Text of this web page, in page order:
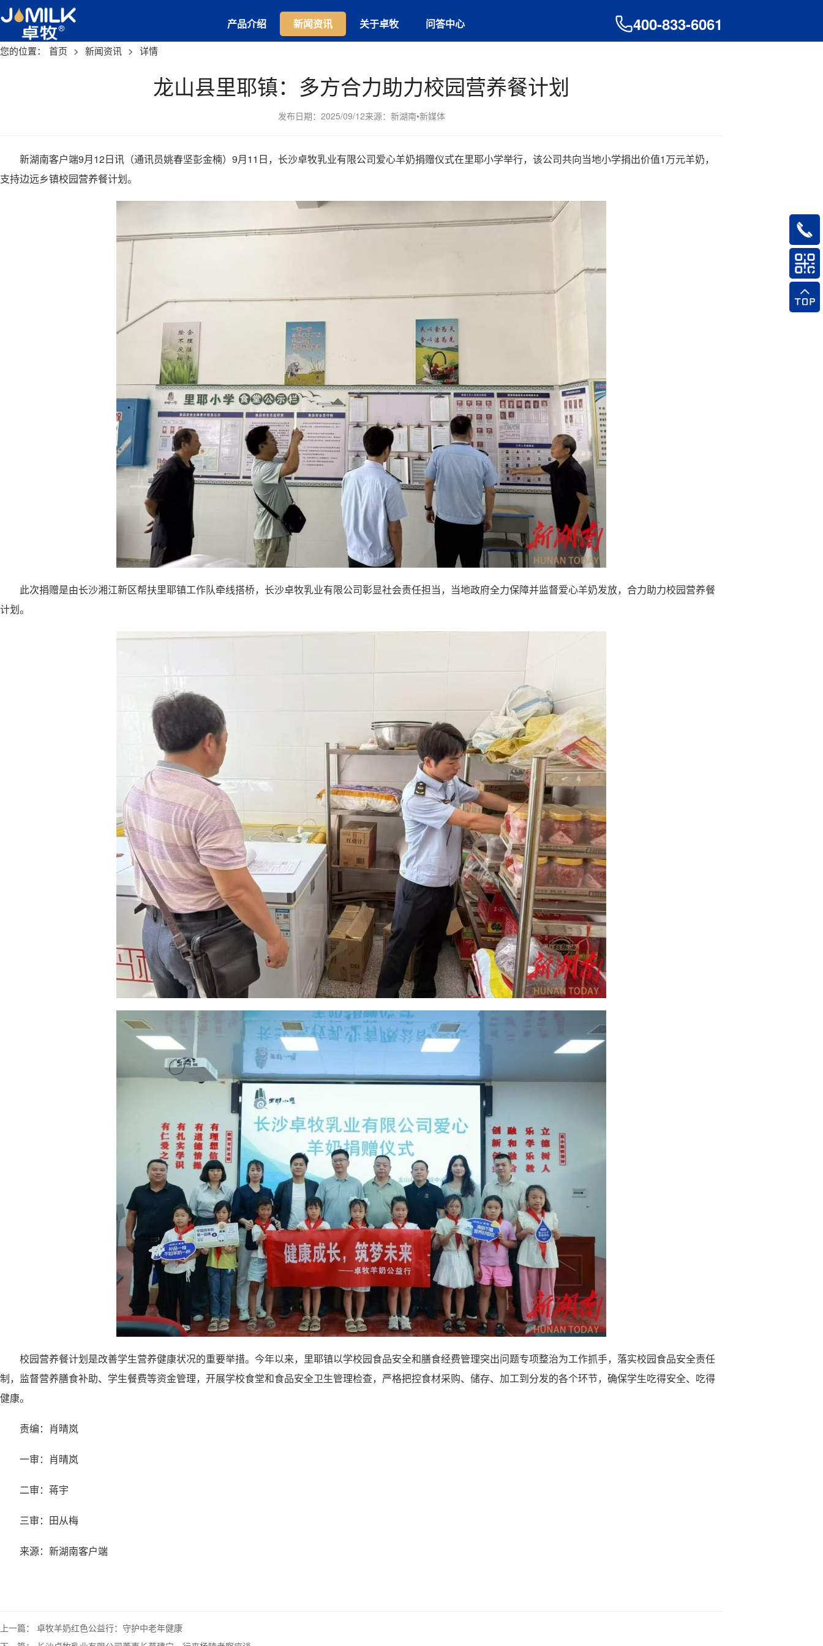
产品介绍 新闻资讯 关于卓牧 问答中心 400-833-6061
您的位置： 首页 > 新闻资讯 > 详情
龙山县里耶镇：多方合力助力校园营养餐计划
发布日期： 2025/09/12来源：新湖南•新媒体
新湖南客户端9月12日讯（通讯员姚春坚彭金楠）9月11日，长沙卓牧乳业有限公司爱心羊奶捐赠仪式在里耶小学举行，该公司共向当地小学捐出价值1万元羊奶，
支持边远乡镇校园营养餐计划。
此次捐赠是由长沙湘江新区帮扶里耶镇工作队牵线搭桥，长沙卓牧乳业有限公司彰显社会责任担当，当地政府全力保障并监督爱心羊奶发放，合力助力校园营养餐
计划。
校园营养餐计划是改善学生营养健康状况的重要举措。今年以来，里耶镇以学校园食品安全和膳食经费管理突出问题专项整治为工作抓手，落实校园食品安全责任
制，监督营养膳食补助、学生餐费等资金管理，开展学校食堂和食品安全卫生管理检查，严格把控食材采购、储存、加工到分发的各个环节，确保学生吃得安全、吃得
健康。
责编：肖晴岚
一审：肖晴岚
二审：蒋宇
三审：田从梅
来源：新湖南客户端
上一篇： 卓牧羊奶红色公益行：守护中老年健康